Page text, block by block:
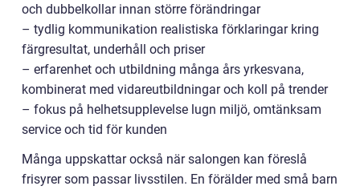
och dubbelkollar innan större förändringar
– tydlig kommunikation realistiska förklaringar kring
färgresultat, underhåll och priser
– erfarenhet och utbildning många års yrkesvana,
kombinerat med vidareutbildningar och koll på trender
– fokus på helhetsupplevelse lugn miljö, omtänksam
service och tid för kunden
Många uppskattar också när salongen kan föreslå
frisyrer som passar livsstilen. En förälder med små barn